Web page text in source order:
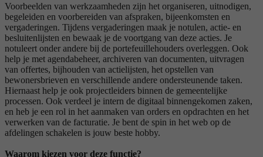
Voorbeelden van werkzaamheden zijn het organiseren, uitnodigen,
begeleiden en voorbereiden van afspraken, bijeenkomsten en
vergaderingen. Tijdens vergaderingen maak je notulen, actie- en
besluitenlijsten en bewaak je de voortgang van deze acties. Je
notuleert onder andere bij de portefeuillehouders overleggen. Ook
help je met agendabeheer, archiveren van documenten, uitvragen
van offertes, bijhouden van actielijsten, het opstellen van
bewonersbrieven en verschillende andere ondersteunende taken.
Hiernaast help je ook projectleiders binnen de gemeentelijke
processen. Ook verdeel je intern de digitaal binnengekomen zaken,
en heb je een rol in het aanmaken van orders en opdrachten en het
verwerken van de facturatie. Je bent de spin in het web op de
afdelingen schakelen is jouw beste hobby.
Waarom kiezen voor deze functie?